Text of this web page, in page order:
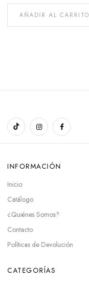
AÑADIR AL CARRITO
INFORMACIÓN
Inicio
Catálogo
¿Quiénes Somos?
Contacto
Políticas de Devolución
CATEGORÍAS